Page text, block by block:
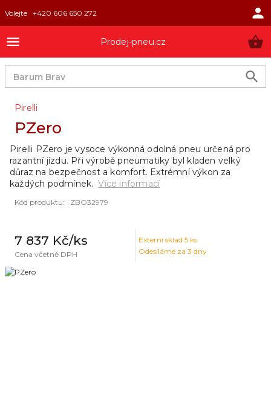
Volejte +420 606 650 272
Prodej-pneu.cz
Pirelli
PZero
Kód produktu: ZBO32979
7 837 Kč/ks
Cena včetně DPH
Externí sklad 5 ks
Odesíláme za 3 dny
Pirelli PZero je vysoce výkonná odolná pneu určená pro
razantní jízdu. Při výrobě pneumatiky byl kladen velký
důraz na bezpečnost a komfort. Extrémní výkon za
každých podmínek. Více informací